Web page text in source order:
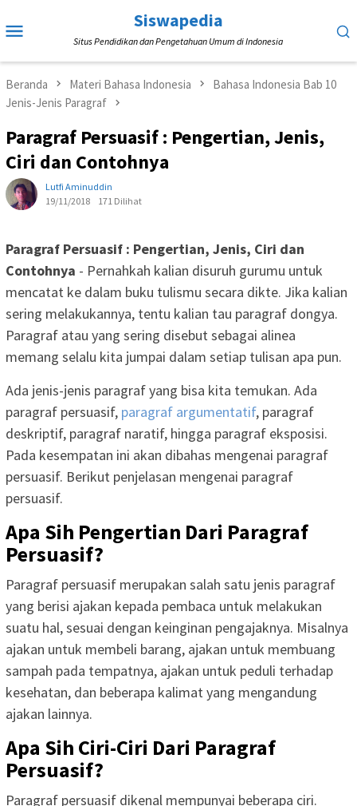
ke
Mobile
Siswapedia
Situs Pendidikan dan Pengetahuan Umum di Indonesia
Beranda Materi Bahasa Indonesia
Bahasa Indonesia Bab 10
Jenis-Jenis Paragraf
Paragraf Persuasif : Pengertian, Jenis,
Ciri dan Contohnya
Lutfi Aminuddin
19/11/2018
171 Dilihat
Paragraf Persuasif : Pengertian, Jenis, Ciri dan
Contohnya - Pernahkah kalian disuruh gurumu untuk
mencatat ke dalam buku tulismu secara dikte. Jika kalian
sering melakukannya, tentu kalian tau paragraf dongya.
Paragraf atau yang sering disebut sebagai alinea
memang selalu kita jumpai dalam setiap tulisan apa pun.
Ada jenis-jenis paragraf yang bisa kita temukan. Ada
paragraf persuasif, paragraf argumentatif, paragraf
deskriptif, paragraf naratif, hingga paragraf eksposisi.
Pada kesempatan ini akan dibahas mengenai paragraf
persuasif. Berikut penjelasan mengenai paragraf
persuasif.
Apa Sih Pengertian Dari Paragraf
Persuasif?
Paragraf persuasif merupakan salah satu jenis paragraf
yang berisi ajakan kepada pembaca untuk melakukan
suatu hal, sesuai dengan keinginan pengajaknya. Misalnya
ajakan untuk membeli barang, ajakan untuk membuang
sampah pada tempatnya, ajakan untuk peduli terhadap
kesehatan, dan beberapa kalimat yang mengandung
ajakan lainnya.
Apa Sih Ciri-Ciri Dari Paragraf
Persuasif?
Paragraf persuasif dikenal mempunyai beberapa ciri.